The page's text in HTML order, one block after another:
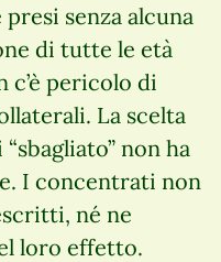
senza alcuna
di tutte le età
c’è pericolo di
La scelta
non ha
I concentrati non
né ne
loro effetto.